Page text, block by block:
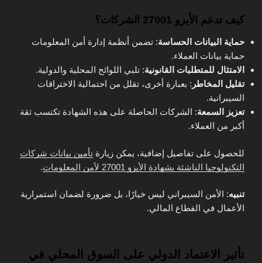
كيف تدعم الأيزو 27001 الشركات؟
حماية البيانات الحساسة: تضمن أنظمة إدارة أمن المعلومات
حماية بيانات العملاء.
الامتثال للمتطلبات القانونية: تلبي اللوائح المحلية والدولية.
تقليل المخاطر : بعبارة أخرى، تقلل من احتمالية الاختراقات
السيبرانية.
تعزيز السمعة: الشركات الحاصلة على هذه الشهادة تكتسب ثقة
أكبر من العملاء.
للحصول على تفاصيل إضافية، يمكن زيارة تأمين بيانات شركات
التكنولوجيا الناشئة بشهادة الأيزو 27001 لأمن المعلومات
.
تنبيه: الأمن السيبراني ليس خيارًا، بل ضرورة لضمان استمرارية
الأعمال في القطاع المالي.
تأثير الاعتماد الدولي على السوق المحلي في